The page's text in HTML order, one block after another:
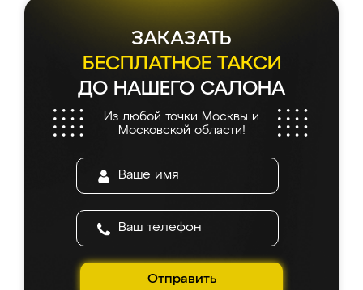
ЗАКАЗАТЬ
БЕСПЛАТНОЕ ТАКСИ
ДО НАШЕГО САЛОНА
Из любой точки Москвы и
Московской области!
Отправить